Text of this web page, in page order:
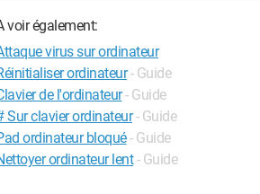
voir également:
virus sur ordinateur
ordinateur - Guide
de l'ordinateur- Guide
Sur clavier ordinateur - Guide
ordinateur bloqué- Guide
ordinateur lent - Guide